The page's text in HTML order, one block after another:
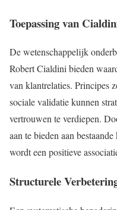
Toepassing van
De wetenschappelijk
Robert Cialdini bieden
van klantrelaties. Principes
sociale validatie kunnen
vertrouwen te verdiepen.
aan te bieden aan
wordt een positieve
Structurele